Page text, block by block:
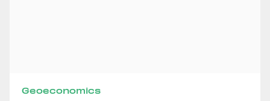
Geoeconomics